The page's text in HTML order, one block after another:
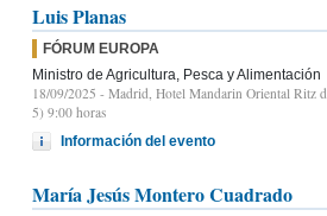
Luis Planas
FÓRUM EUROPA
Ministro de Agricultura, Pesca y Alimentación
18/09/2025 - Madrid, Hotel Mandarin Oriental Ritz
5) 9:00 horas
Información del evento
María Jesús Montero Cuadrado